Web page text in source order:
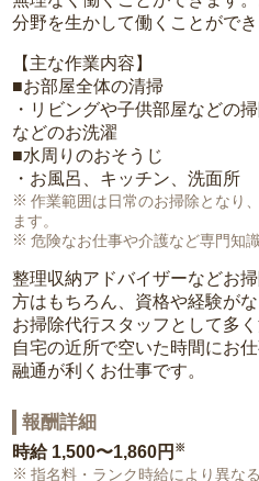
分野を生かして働くことができ
【主な作業内容】
■お部屋全体の清掃
・リビングや子供部屋などの
などのお洗濯
■水周りのおそうじ
・お風呂、キッチン、洗面所
作業範囲は日常のお掃除となり
ます。
危険なお仕事や介護など専門知
整理収納アドバイザーなどお
方はもちろん、資格や経験が
お掃除代行スタッフとして多く
自宅の近所で空いた時間にお
融通が利くお仕事です。
報酬詳細
時給 1,500〜1,860円 ※
指名料・ランク時給により異なる